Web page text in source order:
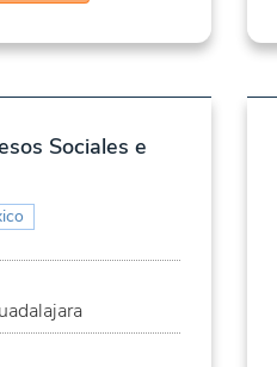
Sociales e